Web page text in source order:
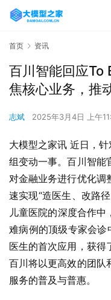
首页 资讯
百川智能回应To
焦核心业务，推
志斌 2025年3月4日 上午
大模型之家讯 近日，
组变动一事。百川智能
对金融业务进行优化调
速实现“造医生、改路
儿童医院的深度合作
难病例的顶级专家会诊
医生的首次应用，获得
百川将以更高效的团队
服务的普及与普惠。